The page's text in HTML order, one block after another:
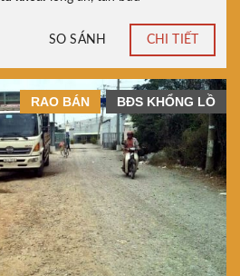
SO SÁNH CHI TIẾT
BĐS KHỔNG LỒ
RAO BÁN